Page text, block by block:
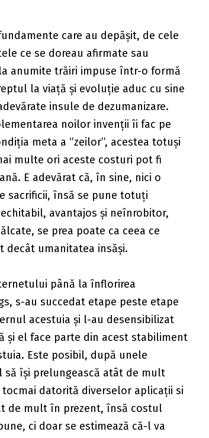
care au depășit, de cele
ce se doreau afirmate sau
anumite trăiri impuse într-o formă
la viață și evoluție aduc cu sine
insule de dezumanizare.
noilor invenții îi fac pe
meta a ‘’zeilor’’, acestea totuși
multe ori aceste costuri pot fi
E adevărat că, în sine, nici o
sacrificii, însă se pune totuți
avantajos și neînrobitor,
se prea poate ca ceea ce
decât umanitatea insăși.
până la înflorirea
s-au succedat etape peste etape
acestuia și l-au desensibilizat
și el face parte din acest stabiliment
Este posibil, după unele
să își prelungească atât de mult
datorită diverselor aplicații si
de mult în prezent, însă costul
ci doar se estimează că-l va